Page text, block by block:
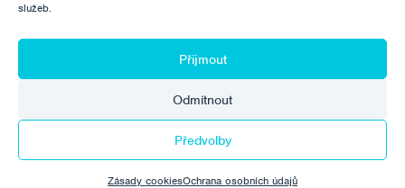
služeb.
Přijmout
Odmítnout
Předvolby
Zásady cookiesOchrana osobních údajů
GDPR